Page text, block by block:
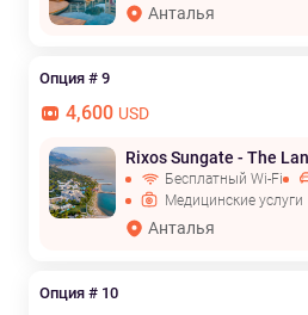
Анталья
Опция # 9
4,600 USD
Rixos Sungate - The
Бесплатный Wi-Fi
Медицинские услуги
Анталья
Опция # 10